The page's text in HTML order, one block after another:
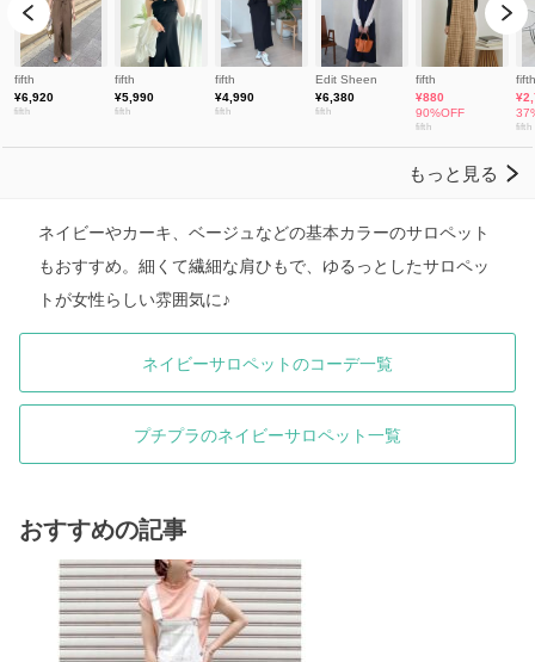
ネイビーやカーキ、ベージュなどの基本カラーのサロペット
もおすすめ。細くて繊細な肩ひもで、ゆるっとしたサロペッ
トが女性らしい雰囲気に♪
ネイビーサロペットのコーデ一覧
プチプラのネイビーサロペット一覧
おすすめの記事